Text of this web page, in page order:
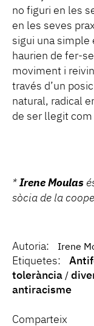
no figuri en les
en les seves
sigui una simple
haurien de fer-
moviment i
través d’un
natural, radical
de ser llegit
* Irene Moulas
sòcia de la
Autoria: Irene
Etiquetes:
tolerància
antiracisme
Comparteix